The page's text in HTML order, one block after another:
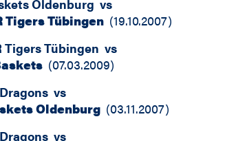
Oldenburg vs
Tigers Tübingen (19.10.2007)
Tigers Tübingen vs
(07.03.2009)
vs
Oldenburg (03.11.2007)
vs